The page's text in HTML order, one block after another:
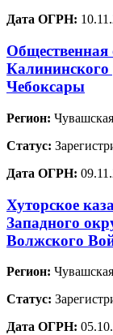
Дата ОГРН:
Чебоксары
Регион:
Статус:
Дата ОГРН:
Хуторское
Западного
Волжского
Регион:
Статус:
Дата ОГРН: